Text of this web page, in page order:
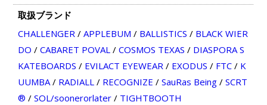
取扱ブランド
CHALLENGER/ APPLEBUM / BALLISTICS / BLACK WIER
DO / CABARET POVAL/ COSMOS TEXAS / DIASPORA S
KATEBOARDS / EVILACT EYEWEAR/ EXODUS / FTC/ K
UUMBA/ RADIALL/ RECOGNIZE / SauRas Being/ SCRT
® / SOL/soonerorlater/ TIGHTBOOTH